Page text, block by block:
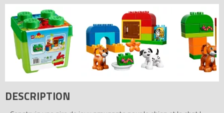
DESCRIPTION